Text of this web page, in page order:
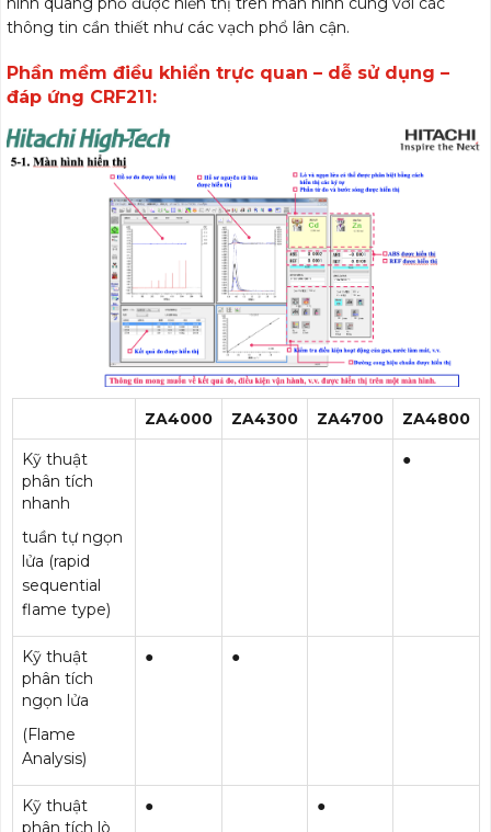
thông tin cần thiết như các vạch phổ lân cận.
Phần mềm điều khiển trực quan – dễ sử dụng –
đáp ứng CRF211:
ZA4000 ZA4300 ZA4700 ZA4800
Kỹ thuật
phân tích
nhanh
tuần tự ngọn
lửa (rapid
sequential
flame type)
●
Kỹ thuật
phân tích
ngọn lửa
(Flame
Analysis)
● ●
Kỹ thuật
phân tích lò
● ●